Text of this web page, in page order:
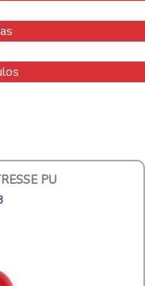
PU